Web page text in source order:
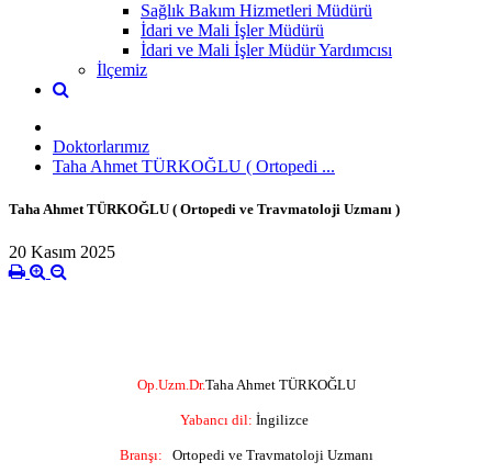
Sağlık Bakım Hizmetleri Müdürü
İdari ve Mali İşler Müdürü
İdari ve Mali İşler Müdür Yardımcısı
İlçemiz
Doktorlarımız
Taha Ahmet TÜRKOĞLU ( Ortopedi ...
Taha Ahmet TÜRKOĞLU ( Ortopedi ve Travmatoloji Uzmanı )
20 Kasım 2025
Op.Uzm.Dr.Taha Ahmet TÜRKOĞLU
Yabancı dil: İngilizce
Branşı: Ortopedi ve Travmatoloji Uzmanı